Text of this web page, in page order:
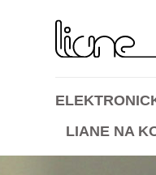
LIANE NA